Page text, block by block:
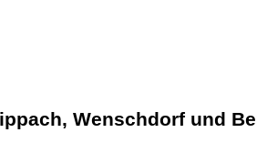
Wenschdorf und